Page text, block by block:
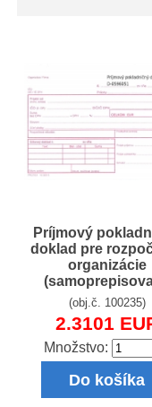
Príjmový
doklad pre
organizácie
(obj.č. 100235)
2.3101
Množstvo:
Do košíka